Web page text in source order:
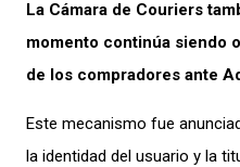
La Cámara de Couriers
momento continúa siendo
de los compradores ante
Este mecanismo fue
la identidad del usuario y la